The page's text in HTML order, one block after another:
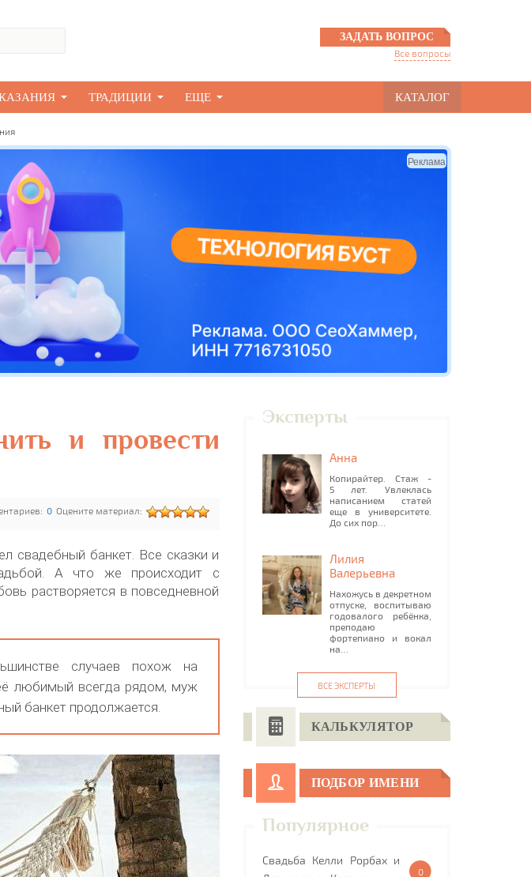
ЗАДАТЬ ВОПРОС
Все вопросы
ТРАДИЦИИ КАТАЛОГ
ЕЩЕ
Реклама
и провести
0 Оцените материал:
свадебный банкет. Все сказки и
А что же происходит с
растворяется в повседневной
случаев похож на
любимый всегда рядом, муж
банкет продолжается.
Эксперты
Анна
Копирайтер. Стаж -
5 лет. Увлеклась
написанием статей
еще в университете.
До сих пор…
Лилия
Валерьевна
Нахожусь в декретном
отпуске, воспитываю
годовалого ребёнка,
преподаю
фортепиано и вокал
на…
ВСЕ ЭКСПЕРТЫ
КАЛЬКУЛЯТОР
ПОДБОР ИМЕНИ
Популярное
Свадьба Келли Рорбах и
0